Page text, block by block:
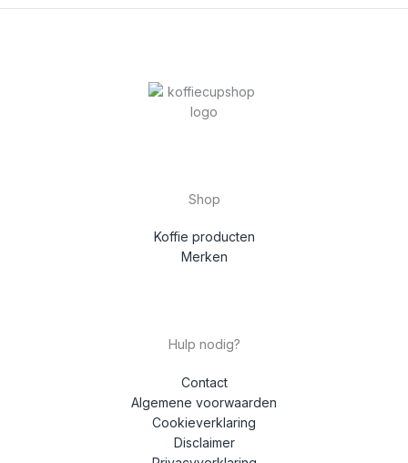
Shop
Koffie producten
Merken
Hulp nodig?
Contact
Algemene voorwaarden
Cookieverklaring
Disclaimer